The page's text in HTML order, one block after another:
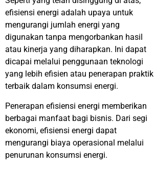
efisiensi energi adalah upaya untuk
mengurangi jumlah energi yang
digunakan tanpa mengorbankan hasil
atau kinerja yang diharapkan. Ini dapat
dicapai melalui penggunaan teknologi
yang lebih efisien atau penerapan praktik
terbaik dalam konsumsi energi.
Penerapan efisiensi energi memberikan
berbagai manfaat bagi bisnis. Dari segi
ekonomi, efisiensi energi dapat
mengurangi biaya operasional melalui
penurunan konsumsi energi.